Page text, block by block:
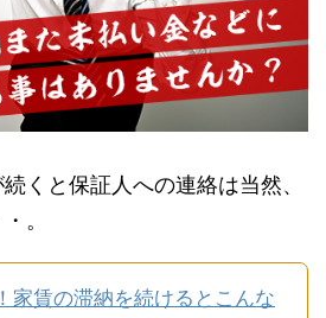
くと保証人への連絡は当然、
。
家賃の滞納を続けるとこんな